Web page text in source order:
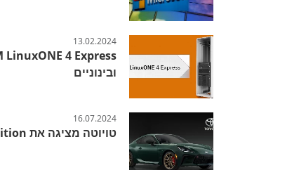
13.02.2024
ובינוניים
16.07.2024
טויוטה מציגה את GR86 Hakone Special Edition לשנת 2025